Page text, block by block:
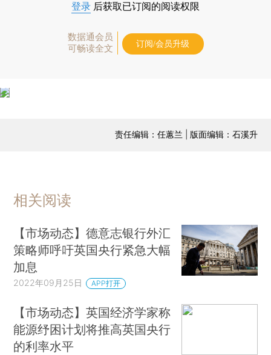
登录 后获取已订阅的阅读权限
数据通会员
可畅读全文
订阅/会员升级
责任编辑：任蕙兰 | 版面编辑：石溪升
相关阅读
【市场动态】德意志银行外汇
策略师呼吁英国央行紧急大幅
加息
2022年09月25日 APP打开
【市场动态】英国经济学家称
能源纾困计划将推高英国央行
的利率水平